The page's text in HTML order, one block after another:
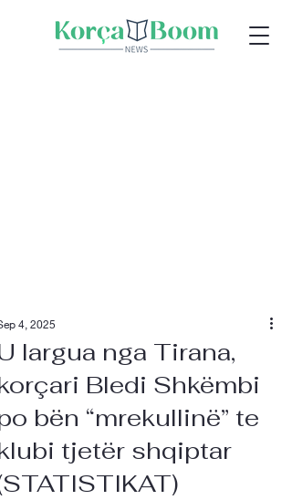
largua nga Tirana,
Bledi Shkëmbi
bën “mrekullinë” te
tjetër shqiptar
4, 2025